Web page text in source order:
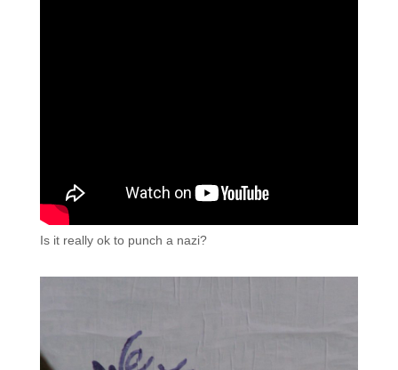
Is it really ok to punch a nazi?